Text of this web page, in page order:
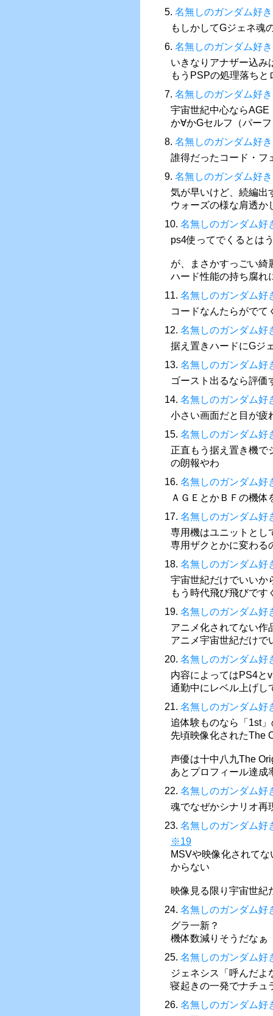
5. 名無しのガンダム好き
もしかしてGジェネ魂
6. 名無しのガンダム好き
いきなりアナザー込み
もうPSPの処理落ち
7. 名無しのガンダム好き
宇宙世紀中心なら
か∀かGセルフ（パー
8. 名無しのガンダム好き
誰得だったコード・フ
9. 名無しのガンダム好き
気が早いけど、続編出
ウォーズの様な肩透か
10. 名無しのガンダム好
ps4使ってでくるとは
が、まさかすっごい
ハード性能の持ち腐れ
11. 名無しのガンダム好
コードなんたらがでて
12. 名無しのガンダム好
据え置きハードにGジ
13. 名無しのガンダム好
ゴースト出るなら評価
14. 名無しのガンダム好
小さい画面だと目が疲
15. 名無しのガンダム好
正直もう据え置き機で
の朗報やわ
16. 名無しのガンダム好
ＡＧＥとかＢＦの機
17. 名無しのガンダム好
専用機はユニットとし
専用ザクとかに変わる
18. 名無しのガンダム好
宇宙世紀だけでいいか
もう時代飛び飛びで
19. 名無しのガンダム好
アニメ化されてない作
アニメ宇宙世紀だけで
20. 名無しのガンダム好
内容によってはPS4と
通勤中にレベル上げし
21. 名無しのガンダム好
追体験ものなら「1st
先頃映像化されたThe
声優は十中八九The
あとプロフィール達成
22. 名無しのガンダム好
魂でなぜかシナリオ再
23. 名無しのガンダム好
※19
MSVや映像化されて
からない
映像見る限り宇宙世紀
24. 名無しのガンダム好
グラ一新？
機体数減りそうだなぁ
25. 名無しのガンダム好
ジェネシス「呼んだよ
寝起きの一発でナチュ
26. 名無しのガンダム好